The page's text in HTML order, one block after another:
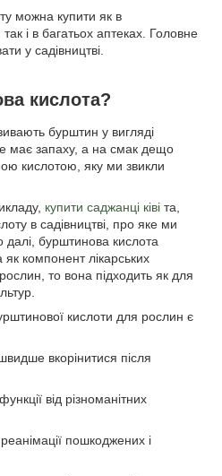
можна купити як в
і в багатьох аптеках. Головне
у садівництві.
кислота?
бурштин у вигляді
має запаху, а на смак дещо
кислотою, яку ми звикли
купити саджанці ківі та,
в садівництві, про яке ми
бурштинова кислота
як компонент лікарських
то вона підходить як для
кислоти для рослин є
вкорінитися після
від різноманітних
пошкоджених і